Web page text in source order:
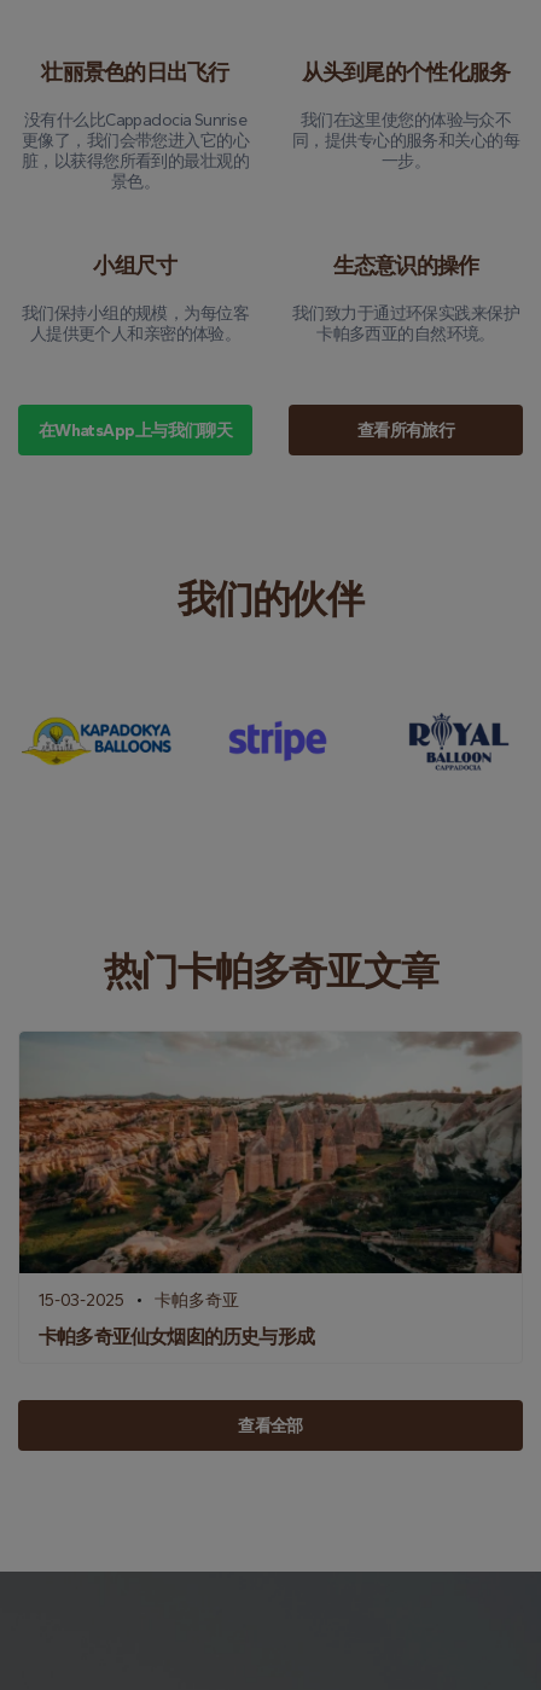
壮丽景色的日出飞行
没有什么比Cappadocia Sunrise
更像了，我们会带您进入它的心
脏，以获得您所看到的最壮观的
景色。
从头到尾的个性化服务
我们在这里使您的体验与众不
同，提供专心的服务和关心的每
一步。
小组尺寸
我们保持小组的规模，为每位客
人提供更个人和亲密的体验。
生态意识的操作
我们致力于通过环保实践来保护
卡帕多西亚的自然环境。
在WhatsApp上与我们聊天 查看所有旅行
我们的伙伴
热门卡帕多奇亚文章
15-03-2025 卡帕多奇亚
卡帕多奇亚仙女烟囱的历史与形成
查看全部